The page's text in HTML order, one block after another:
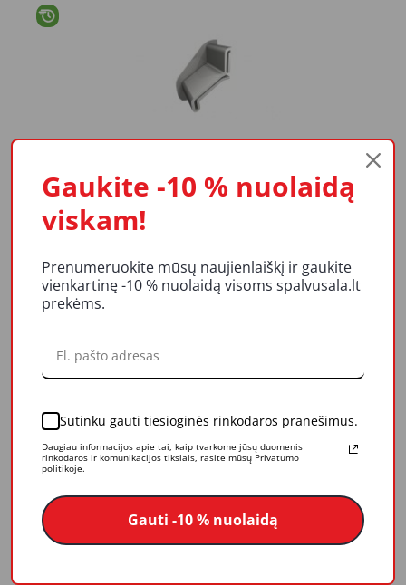
7037(kairys+dešinys)
Gaukite -10 % nuolaidą
viskam!
Prenumeruokite mūsų naujienlaiškį ir gaukite
vienkartinę -10 % nuolaidą visoms spalvusala.lt
prekėms.
Sutinku gauti tiesioginės rinkodaros pranešimus.
Daugiau informacijos apie tai, kaip tvarkome jūsų duomenis
rinkodaros ir komunikacijos tikslais, rasite mūsų Privatumo
politikoje.
Gauti -10 % nuolaidą